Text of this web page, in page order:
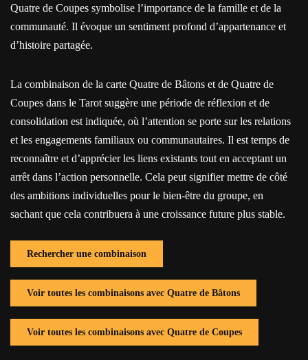
Quatre de Coupes symbolise l’importance de la famille et de la
communauté. Il évoque un sentiment profond d’appartenance et
d’histoire partagée.
La combinaison de la carte Quatre de Bâtons et de Quatre de
Coupes dans le Tarot suggère une période de réflexion et de
consolidation est indiquée, où l’attention se porte sur les relations
et les engagements familiaux ou communautaires. Il est temps de
reconnaître et d’apprécier les liens existants tout en acceptant un
arrêt dans l’action personnelle. Cela peut signifier mettre de côté
des ambitions individuelles pour le bien-être du groupe, en
sachant que cela contribuera à une croissance future plus stable.
Rechercher une combinaison
Voir toutes les combinaisons avec Quatre de Bâtons
Voir toutes les combinaisons avec Quatre de Coupes